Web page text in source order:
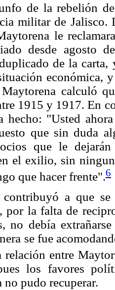
de la rebelión
militar de Jalisco.
le
desde agosto
de la carta,
económica,
Maytorena calculó
1915 y 1917. En
hecho: "Usted
que sin duda
que le
el exilio, sin
que hacer frente".6
contribuyó a que
por la falta de
no debía
se fue
relación entre
los favores
no pudo recuperar.